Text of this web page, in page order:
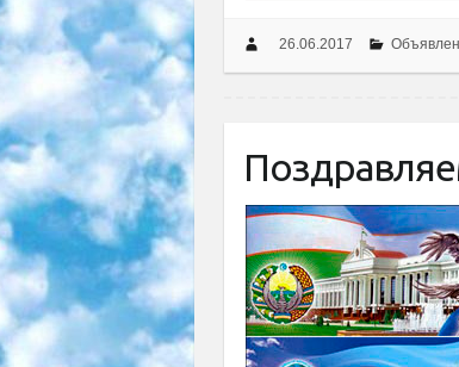
26.06.2017